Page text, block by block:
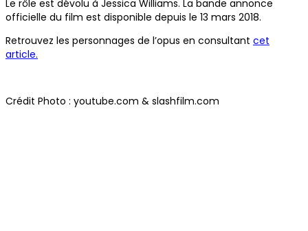
Le rôle est dévolu à Jessica Williams. La bande annonce
officielle du film est disponible depuis le 13 mars 2018.
Retrouvez les personnages de l’opus en consultant cet
article.
Crédit Photo : youtube.com & slashfilm.com